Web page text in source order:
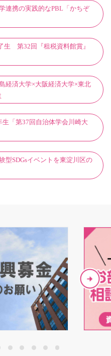
連携の実践的なPBL「かちぞ
生 第32回『租税資料館賞』
経済大学×大阪経済大学×東北
生「第37回自治体学会川崎大
型SDGsイベントを東淀川区の
7 9